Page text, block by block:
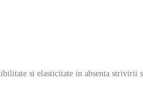
si elasticitate in absenta